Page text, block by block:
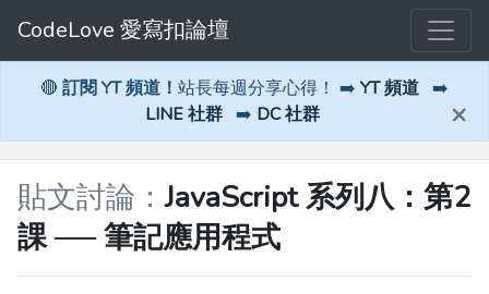
CodeLove 愛寫扣論壇
🔴 訂閱 YT 頻道！ 站長每週分享心得！ ➡️ YT 頻道 ➡️
LINE 社群 ➡️ DC 社群 ×
貼文討論：JavaScript 系列八：第2
課 ── 筆記應用程式